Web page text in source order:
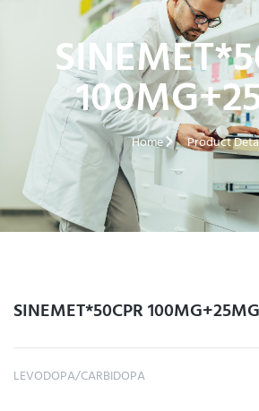
Home Product
SINEMET*50CPR 100MG+25MG
LEVODOPA/CARBIDOPA